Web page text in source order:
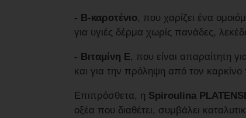
- Β-καροτένιο, που χαρίζει ένα
για υγιές δέρμα χωρίς πανάδες,
- Βιταμίνη Ε, που είναι απαραίτητη
και για την πρόληψη από τον καρκίνο
Επιπρόσθετα, η Spiroulina
οξέα που διαθέτει, συμβάλει